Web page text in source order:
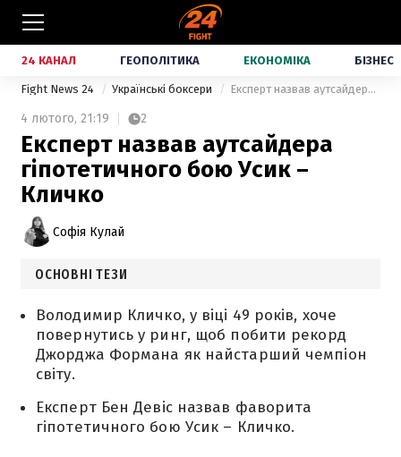
24 КАНАЛ ГЕОПОЛІТИКА ЕКОНОМІКА БІЗНЕС
Fight News 24 Українські боксери Експерт назвав аутсайдера гіпотетичного бою Усик – Кличко
4 лютого, 21:19 2
Експерт назвав аутсайдера
гіпотетичного бою Усик –
Кличко
Софія Кулай
ОСНОВНІ ТЕЗИ
Володимир Кличко, у віці 49 років, хоче
повернутись у ринг, щоб побити рекорд
Джорджа Формана як найстарший чемпіон
світу.
Експерт Бен Девіс назвав фаворита
гіпотетичного бою Усик – Кличко.